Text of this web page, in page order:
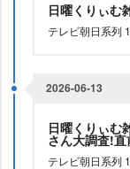
日曜くりぃむ
テレビ朝日系列
2026-06-13
日曜くりぃむ
さん大調査!
テレビ朝日系列